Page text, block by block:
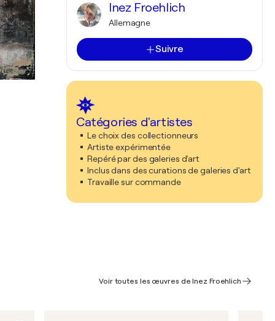
Inez Froehlich
Allemagne
Suivre
Catégories d'artistes
Le choix des collectionneurs
Artiste expérimentée
Repéré par des galeries d'art
Inclus dans des curations de galeries d'art
Travaille sur commande
Voir toutes les œuvres de Inez Froehlich